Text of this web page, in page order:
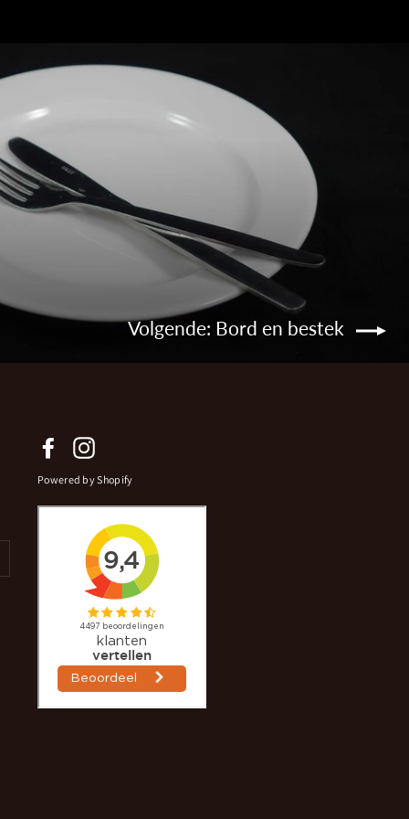
Volgende: Bord en bestek
Facebook
Powered by Shopify